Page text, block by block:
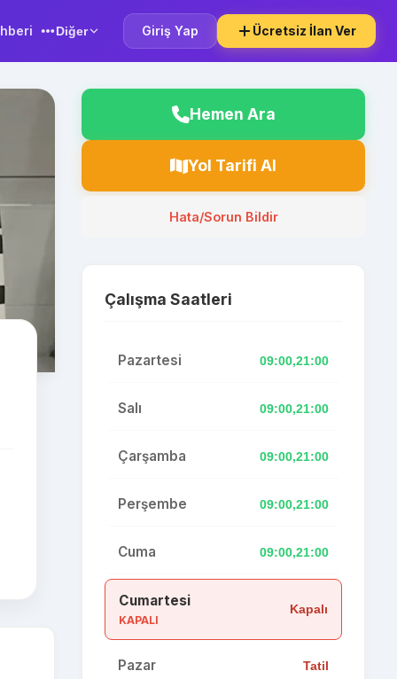
Diğer Giriş Yap Ücretsiz İlan Ver
Hemen Ara
Yol Tarifi Al
Hata/Sorun Bildir
Çalışma Saatleri
Pazartesi 09:00,21:00
Salı 09:00,21:00
Çarşamba 09:00,21:00
Perşembe 09:00,21:00
Cuma 09:00,21:00
Cumartesi
KAPALI
Kapalı
Pazar Tatil